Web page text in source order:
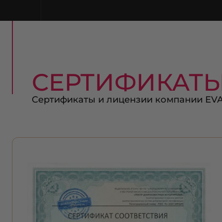
Сертификаты и лицензии компании